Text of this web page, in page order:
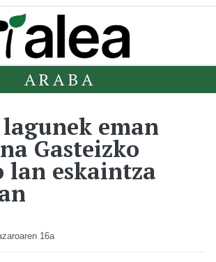
ARABA
lagunek eman
Gasteizko
lan eskaintza
16a